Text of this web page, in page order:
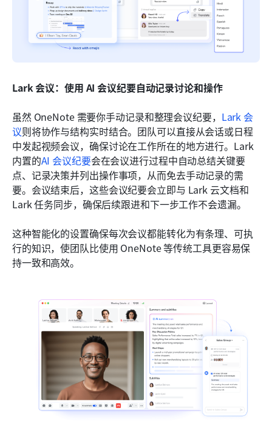
Lark 会议：使用 AI 会议纪要自动记录讨论和操作
虽然 OneNote 需要你手动记录和整理会议纪要， Lark 会
议则将协作与结构实时结合。团队可以直接从会话或日程
中发起视频会议，确保讨论在工作所在的地方进行。Lark
内置的AI 会议纪要会在会议进行过程中自动总结关键要
点、记录决策并列出操作事项，从而免去手动记录的需
要。会议结束后，这些会议纪要会立即与 Lark 云文档和
Lark 任务同步，确保后续跟进和下一步工作不会遗漏。
这种智能化的设置确保每次会议都能转化为有条理、可执
行的知识，使团队比使用 OneNote 等传统工具更容易保
持一致和高效。